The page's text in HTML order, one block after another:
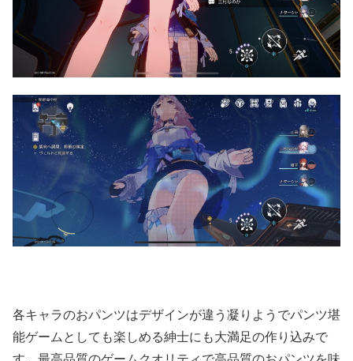
各キャラのおパンツはデザインが違う凝りようでパンツ堪
能ゲームとしても楽しめる紳士にも大満足の作り込みで